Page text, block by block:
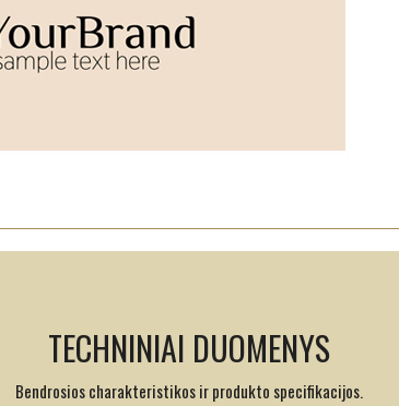
TECHNINIAI DUOMENYS
Bendrosios charakteristikos ir produkto specifikacijos.